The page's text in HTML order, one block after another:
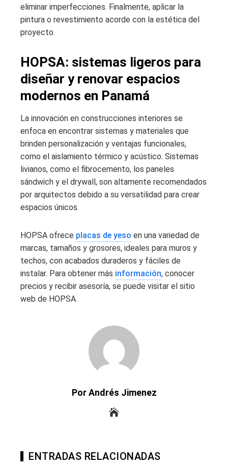
eliminar imperfecciones. Finalmente, aplicar la
pintura o revestimiento acorde con la estética del
proyecto.
HOPSA: sistemas ligeros para
diseñar y renovar espacios
modernos en Panamá
La innovación en construcciones interiores se
enfoca en encontrar sistemas y materiales que
brinden personalización y ventajas funcionales,
como el aislamiento térmico y acústico. Sistemas
livianos, como el fibrocemento, los paneles
sándwich y el drywall, son altamente recomendados
por arquitectos debido a su versatilidad para crear
espacios únicos.
HOPSA ofrece placas de yeso en una variedad de
marcas, tamaños y grosores, ideales para muros y
techos, con acabados duraderos y fáciles de
instalar. Para obtener más información, conocer
precios y recibir asesoría, se puede visitar el sitio
web de HOPSA.
Por Andrés Jimenez
ENTRADAS RELACIONADAS